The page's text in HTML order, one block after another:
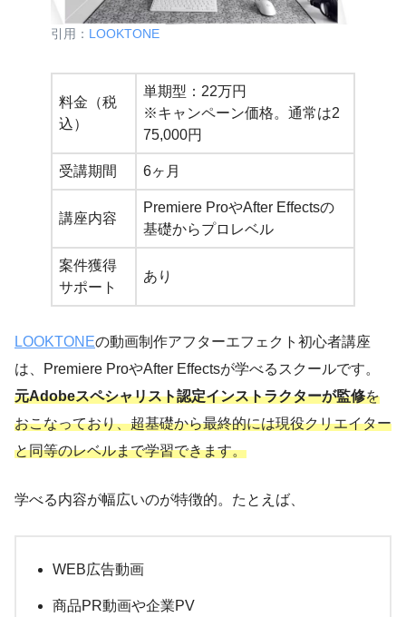
引用： LOOKTONE
料金（税
込）
単期型：22万円
※キャンペーン価格。通常は2
75,000円
受講期間 6ヶ月
講座内容
Premiere ProやAfter Effectsの
基礎からプロレベル
案件獲得
サポート
あり
LOOKTONEの動画制作アフターエフェクト初心者講座
は、Premiere ProやAfter Effectsが学べるスクールです。
元Adobeスペシャリスト認定インストラクターが監修を
おこなっており、超基礎から最終的には現役クリエイター
と同等のレベルまで学習できます。
学べる内容が幅広いのが特徴的。たとえば、
WEB広告動画
商品PR動画や企業PV